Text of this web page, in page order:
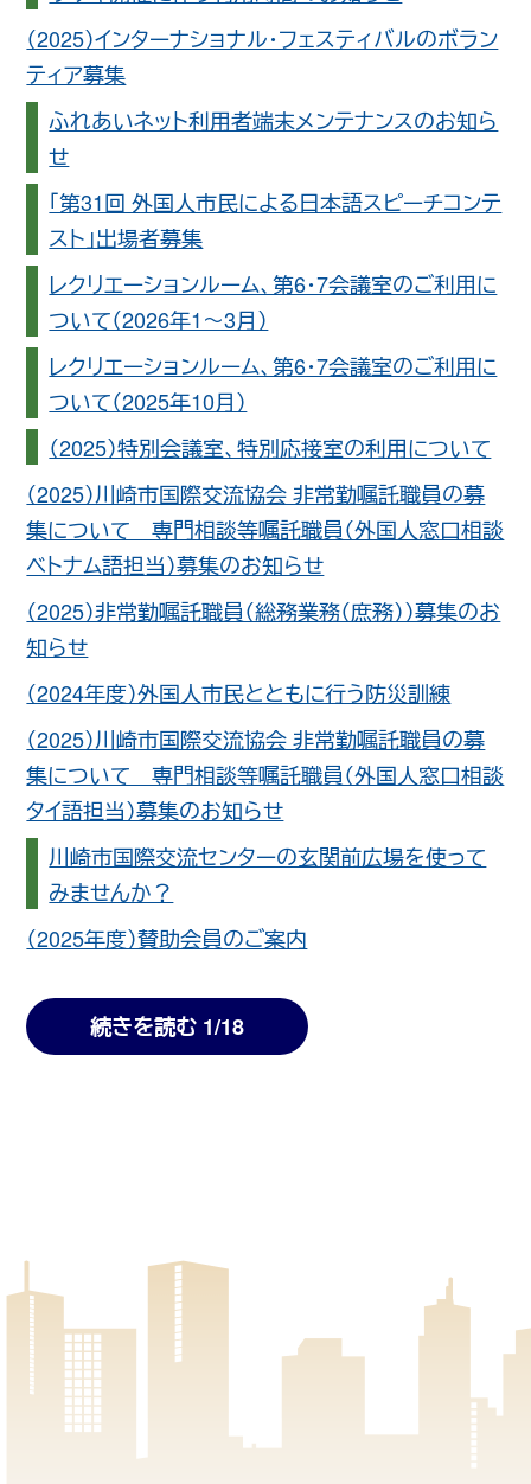
（2025）インターナショナル・フェスティバルのボラン
ティア募集
ふれあいネット利用者端末メンテナンスのお知ら
せ
「第31回 外国人市民による日本語スピーチコンテ
スト」出場者募集
レクリエーションルーム、第6・7会議室のご利用に
ついて（2026年1〜3月）
レクリエーションルーム、第6・7会議室のご利用に
ついて（2025年10月）
（2025）特別会議室、特別応接室の利用について
（2025）川崎市国際交流協会 非常勤嘱託職員の募
集について 専門相談等嘱託職員（外国人窓口相談
ベトナム語担当）募集のお知らせ
（2025）非常勤嘱託職員（総務業務（庶務））募集のお
知らせ
（2024年度）外国人市民とともに行う防災訓練
（2025）川崎市国際交流協会 非常勤嘱託職員の募
集について 専門相談等嘱託職員（外国人窓口相談
タイ語担当）募集のお知らせ
川崎市国際交流センターの玄関前広場を使って
みませんか？
（2025年度）賛助会員のご案内
続きを読む 1/18